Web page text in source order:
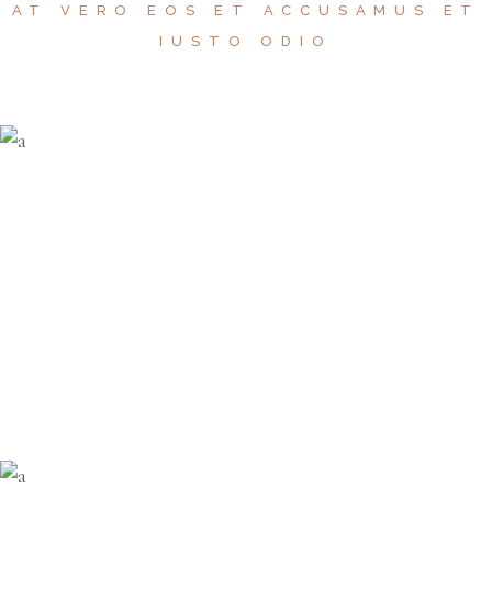
AT VERO EOS ET ACCUSAMUS ET
IUSTO ODIO